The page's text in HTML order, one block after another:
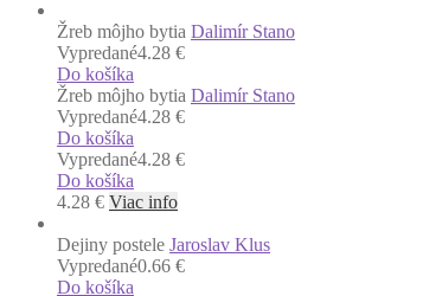
Žreb môjho bytia Dalimír Stano
Vypredané4.28 €
Do košíka
Žreb môjho bytia Dalimír Stano
Vypredané4.28 €
Do košíka
Vypredané4.28 €
Do košíka
4.28 € Viac info
Dejiny postele Jaroslav Klus
Vypredané0.66 €
Do košíka